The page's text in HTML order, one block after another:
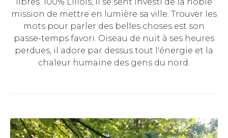
mission de mettre en lumière sa ville. Trouver les
mots pour parler des belles choses est son
passe-temps favori. Oiseau de nuit à ses heures
perdues, il adore par dessus tout l'énergie et la
chaleur humaine des gens du nord.